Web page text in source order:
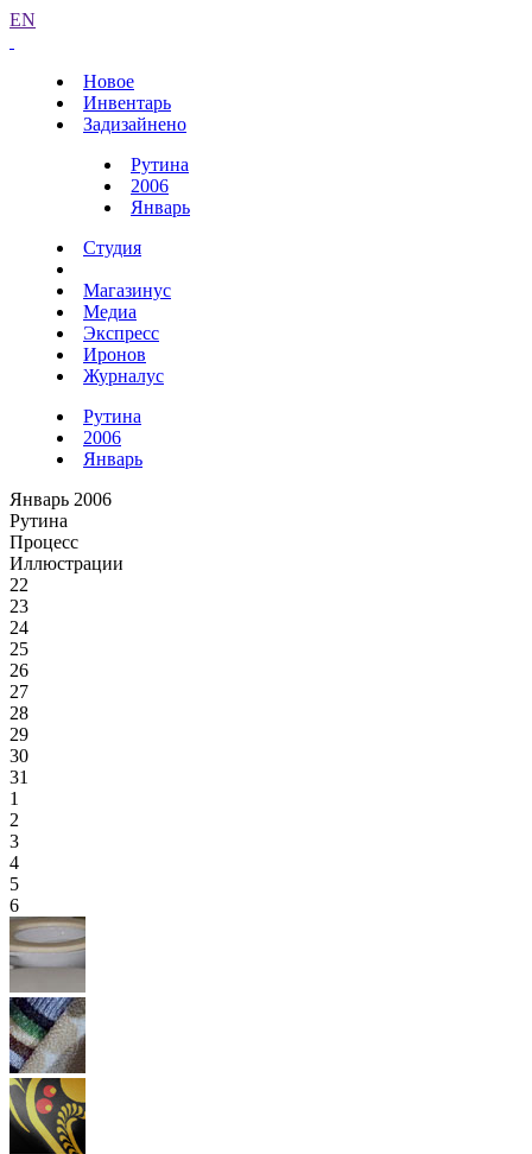
EN
Новое
Инвентарь
Задизайнено
Рутина
2006
Январь
Студия
Магазинус
Медиа
Экспресс
Иронов
Журналус
Рутина
2006
Январь
Январь 2006
Рутина
Процесс
Иллюстрации
22
23
24
25
26
27
28
29
30
31
1
2
3
4
5
6